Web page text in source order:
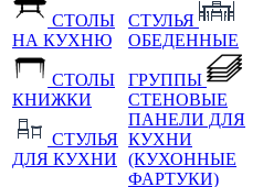
СТОЛЫ
НА КУХНЮ
СТОЛЫ
КНИЖКИ
СТУЛЬЯ
ДЛЯ КУХНИ
СТУЛЬЯ
ОБЕДЕННЫЕ
ГРУППЫ
СТЕНОВЫЕ
ПАНЕЛИ ДЛЯ
КУХНИ
(КУХОННЫЕ
ФАРТУКИ)